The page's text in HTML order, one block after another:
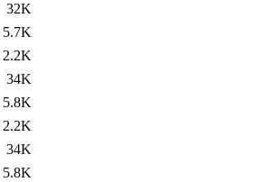
32K
5.7K
2.2K
34K
5.8K
2.2K
34K
5.8K